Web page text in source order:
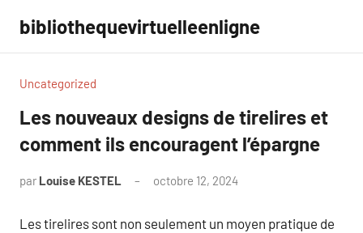
contenu
bibliothequevirtuelleenligne
Uncategorized
Les nouveaux designs de tirelires et
comment ils encouragent l’épargne
par Louise KESTEL octobre 12, 2024
Les tirelires sont non seulement un moyen pratique de